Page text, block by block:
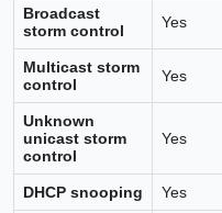
Broadcast
storm control
Yes
Multicast storm
control
Yes
Unknown
unicast storm
control
Yes
DHCP snooping Yes